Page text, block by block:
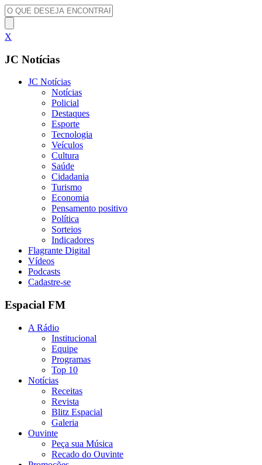
X
JC Notícias
JC Notícias
Notícias
Policial
Destaques
Esporte
Tecnologia
Veículos
Cultura
Saúde
Cidadania
Turismo
Economia
Pensamento positivo
Política
Sorteios
Indicadores
Flagrante Digital
Vídeos
Podcasts
Cadastre-se
Espacial FM
A Rádio
Institucional
Equipe
Programas
Top 10
Notícias
Receitas
Revista
Blitz Espacial
Galeria
Ouvinte
Peça sua Música
Recado do Ouvinte